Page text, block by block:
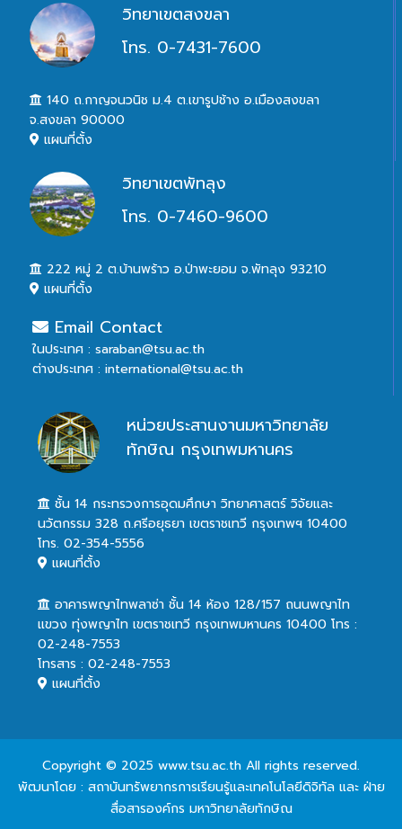
วิทยาเขตสงขลา
โทร. 0-7431-7600
140 ถ.กาญจนวนิช ม.4 ต.เขารูปช้าง อ.เมืองสงขลา
จ.สงขลา 90000
แผนที่ตั้ง
วิทยาเขตพัทลุง
โทร. 0-7460-9600
222 หมู่ 2 ต.บ้านพร้าว อ.ป่าพะยอม จ.พัทลุง 93210
แผนที่ตั้ง
Email Contact
ในประเทศ : saraban@tsu.ac.th
ต่างประเทศ : international@tsu.ac.th
หน่วยประสานงานมหาวิทยาลัย
ทักษิณ กรุงเทพมหานคร
ชั้น 14 กระทรวงการอุดมศึกษา วิทยาศาสตร์ วิจัยและ
นวัตกรรม 328 ถ.ศรีอยุธยา เขตราชเทวี กรุงเทพฯ 10400
โทร. 02-354-5556
แผนที่ตั้ง
อาคารพญาไทพลาซ่า ชั้น 14 ห้อง 128/157 ถนนพญาไท
แขวง ทุ่งพญาไท เขตราชเทวี กรุงเทพมหานคร 10400 โทร :
02-248-7553
โทรสาร : 02-248-7553
แผนที่ตั้ง
Copyright © 2025 www.tsu.ac.th All rights reserved.
พัฒนาโดย : สถาบันทรัพยากรการเรียนรู้และเทคโนโลยีดิจิทัล และ ฝ่าย
สื่อสารองค์กร มหาวิทยาลัยทักษิณ